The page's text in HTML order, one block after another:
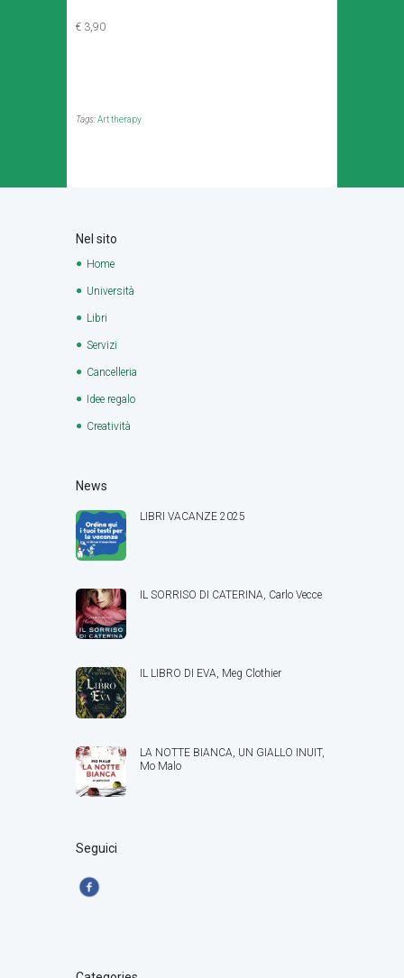
€ 3,90
Tags:Art therapy
Nel sito
Home
Università
Libri
Servizi
Cancelleria
Idee regalo
Creatività
News
LIBRI VACANZE 2025
IL SORRISO DI CATERINA, Carlo Vecce
IL LIBRO DI EVA, Meg Clothier
LA NOTTE BIANCA, UN GIALLO INUIT,
Mo Malo
Seguici